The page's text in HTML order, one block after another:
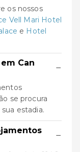
os nossos
Vell Mari Hotel
e Hotel
Can
−
se procura
estadia.
−